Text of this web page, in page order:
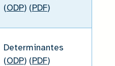
(ODP) (PDF)
Determinantes
(ODP) (PDF)